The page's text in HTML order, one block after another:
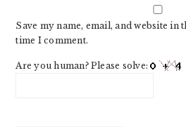
Save my name, email, and website in
time I comment.
Are you human? Please solve: